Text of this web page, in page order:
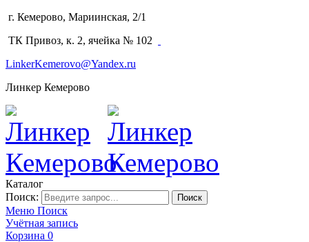
г. Кемерово, Мариинская, 2/1
ТК Привоз, к. 2, ячейка № 102
LinkerKemerovo@Yandex.ru
Линкер Кемерово
Каталог
Поиск:
Поиск
Меню Поиск
Учётная запись
Корзина 0